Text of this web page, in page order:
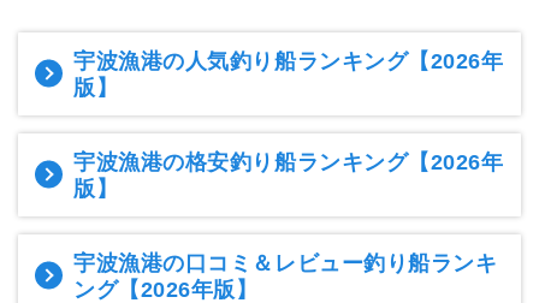
宇波漁港の人気釣り船ランキング【2026年
版】
宇波漁港の格安釣り船ランキング【2026年
版】
宇波漁港の口コミ＆レビュー釣り船ランキ
ング【2026年版】